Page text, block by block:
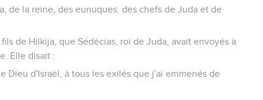
de la reine, des eunuques, des chefs de Juda et de
de Hilkija, que Sédécias, roi de Juda, avait envoyés à
Elle disait :
Dieu d'Israël, à tous les exilés que j'ai emmenés de